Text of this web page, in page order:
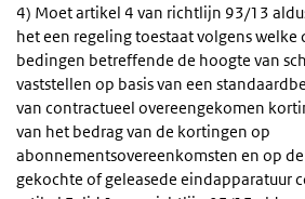
4) Moet artikel 4 van richtlijn 93/13
het een regeling toestaat volgens welke
bedingen betreffende de hoogte van
vaststellen op basis van een
van contractueel overeengekomen
van het bedrag van de kortingen op
abonnementsovereenkomsten en op
gekochte of geleasede eindapparatuur